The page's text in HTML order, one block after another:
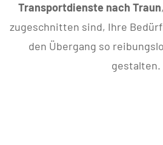
Transportdienste nach Traun
zugeschnitten sind, Ihre
den Übergang so
gestalten.